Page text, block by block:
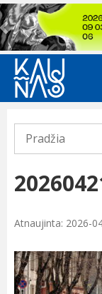
Previous
Pradžia
Atnaujinta: 2026-